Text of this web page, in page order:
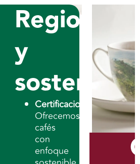
Regionales
y
Certificaciones:
Ofrecemos
cafés
con
enfoque